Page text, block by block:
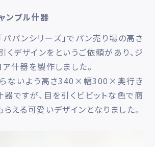
ンブル什器
パンシリーズ」でパン売り場の高さ
くデザインをというご依頼があり、ジ
什器を製作しました。
ないよう高さ340×幅300×奥行き
ですが、目を引くビビットな色で商
える可愛いデザインとなりました。